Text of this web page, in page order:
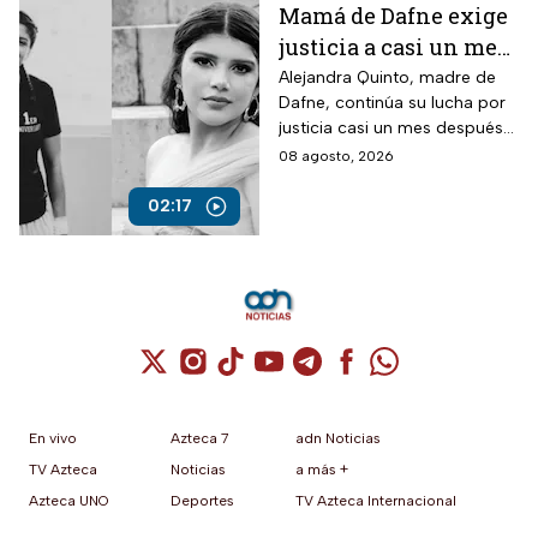
02:17
Mamá de Dafne exige
justicia a casi un mes
de la muerte de su hija
Alejandra Quinto, madre de
Dafne, continúa su lucha por
justicia casi un mes después
del fallecimiento de su hija.
08 agosto, 2026
Cuenta de X / Twitter (se abre en una
Cuenta de Instagram (se abre en una
Cuenta de TikTok (se abre en
Cuenta de YouTube (se abre
Cuenta de Telegram (se
Cuenta de
Cuenta de
En vivo
TV Azteca
Azteca UNO
Azteca 7
Noticias
Deportes
adn Noticias
a más +
TV Azteca Internacional